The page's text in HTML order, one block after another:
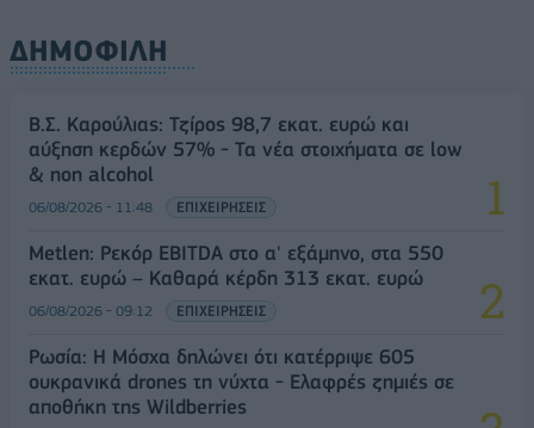
ΔΗΜΟΦΙΛΗ
Β.Σ. Καρούλιας: Τζίρος 98,7 εκατ. ευρώ και
αύξηση κερδών 57% - Τα νέα στοιχήματα σε low
& non alcohol
06/08/2026 - 11:48 ΕΠΙΧΕΙΡΗΣΕΙΣ
Metlen: Ρεκόρ EBITDA στο α' εξάμηνο, στα 550
εκατ. ευρώ – Καθαρά κέρδη 313 εκατ. ευρώ
06/08/2026 - 09:12 ΕΠΙΧΕΙΡΗΣΕΙΣ
Ρωσία: Η Μόσχα δηλώνει ότι κατέρριψε 605
ουκρανικά drones τη νύχτα - Ελαφρές ζημιές σε
αποθήκη της Wildberries